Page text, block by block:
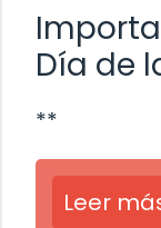
Día de
**
Leer